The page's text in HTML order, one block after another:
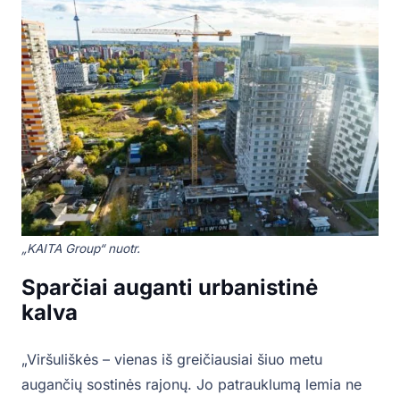
„KAITA Group“ nuotr.
Sparčiai auganti urbanistinė
kalva
„Viršuliškės – vienas iš greičiausiai šiuo metu
augančių sostinės rajonų. Jo patrauklumą lemia ne